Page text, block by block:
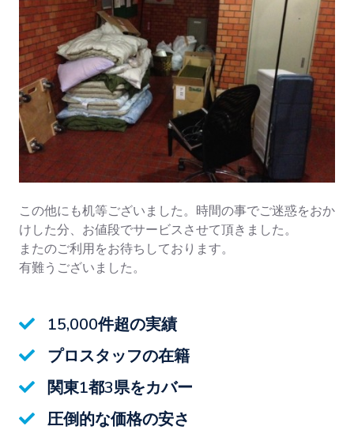
この他にも机等ございました。時間の事でご迷惑をおか
けした分、お値段でサービスさせて頂きました。
またのご利用をお待ちしております。
有難うございました。
15,000件超の実績
プロスタッフの在籍
関東1都3県をカバー
圧倒的な価格の安さ